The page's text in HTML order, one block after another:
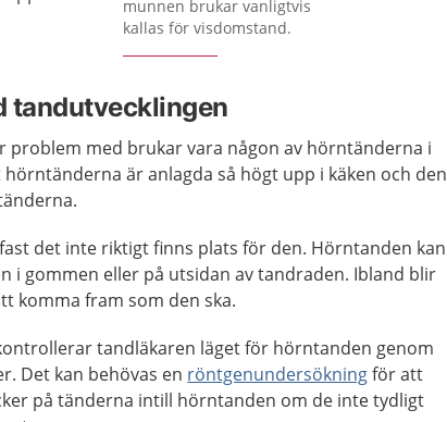
munnen brukar vanligtvis
kallas för visdomstand.
tandutvecklingen
problem med brukar vara någon av hörntänderna i
är anlagda så högt upp i käken och den
det inte riktigt finns plats för den. Hörntanden kan
i gommen eller på utsidan av tandraden. Ibland blir
komma fram som den ska.
tandläkaren läget för hörntanden genom
Det kan behövas en röntgenundersökningför att
på tänderna intill hörntanden om de inte tydligt